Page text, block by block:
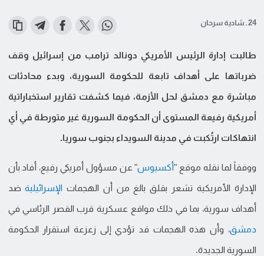
24 ـ شادية سرحان
طالبت إدارة الرئيس الأمريكي دونالد ترامب من إسرائيل وقف
ضرباتها على أهداف تابعة للحكومة السورية، وبدء محادثات
مباشرة مع دمشق لحل الأزمة، فيما كشفت تقارير استخباراتية
أمريكية رفيعة المستوى أن الحكومة السورية غير متورطة في أي
انتهاكات ارتُكبت في مدينة السويداء بجنوب سوريا.
ووفقاً لما نقله موقع "أكسيوس" عن مسؤول أمريكي رفيع، أفاد بأن
الإدارة الأمريكية تشعر بقلق بالغ من أن الهجمات الإسرائيلية ضد
أهداف سورية، بما في ذلك مواقع عسكرية قرب القصر الرئاسي في
دمشق، وأن هذه الهجمات قد تؤدي إلى زعزعة استقرار الحكومة
السورية الجديدة.